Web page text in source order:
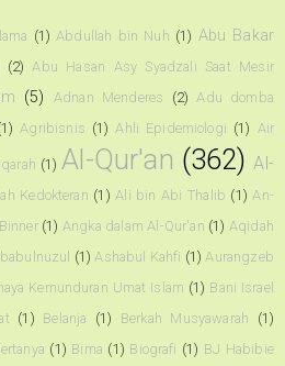
(1) Abdullah bin Nuh (1) Abu Bakar
(2) Abu Hasan Asy Syadzali Saat Mesir
(5) Adnan Menderes (2) Adu domba
Agribisnis (1) Ahli Epidemiologi (1) Air
(1) Al-Qur'an (362) Al-
Kedokteran (1) Ali bin Abi Thalib (1) An-
(1) Angka dalam Al-Qur'an (1) Aqidah
(1) Ashabul Kahfi (1) Aurangzeb
Kemunduran Umat Islam (1) Bani Israel
(1) Belanja (1) Berkah Musyawarah
(1)
(1) Bima (1) Biografi (1) BJ Habibie